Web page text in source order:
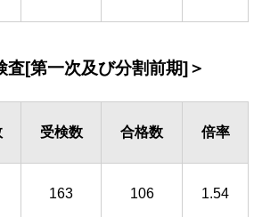
査[第一次及び分割前期]＞
受検数 合格数 倍率
163 106 1.54